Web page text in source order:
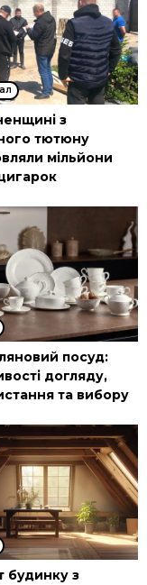
з
тютюну
мільйони
посуд:
догляду,
та вибору
будинку з